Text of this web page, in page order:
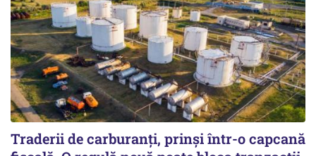
Traderii de carburanți, prinși într-o capcană